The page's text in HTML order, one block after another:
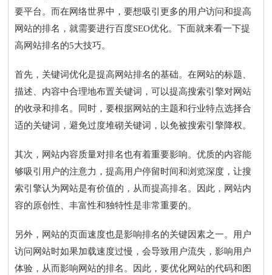
要平台。而在网络世界中，要想吸引更多的用户访问和提高
网站的排名，就需要进行百度SEO优化。下面就来看一下提
高网站排名的5大技巧。
首先，关键词优化是提高网站排名的基础。在网站的标题、
描述、内容中合理地布置关键词，可以提高搜索引擎对网站
的收录和排名。同时，要根据网站的主题和行业特点选择合
适的关键词，避免过度堆砌关键词，以免被搜索引擎降权。
其次，网站内容质量对排名也有着重要影响。优质的内容能
够吸引用户的注意力，提高用户停留时间和浏览深度，让搜
索引擎认为网站是有价值的，从而提高排名。因此，网站内
容的原创性、丰富性和独特性是非常重要的。
另外，网站的页面速度也是影响排名的关键因素之一。用户
访问网站时如果加载速度过慢，会导致用户流失，影响用户
体验，从而影响网站的排名。因此，要优化网站的代码和图